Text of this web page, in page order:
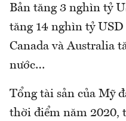
Bản tăng 3 nghìn tỷ
tăng 14 nghìn tỷ
Canada và Australia
nước…
Tổng tài sản của Mỹ
thời điểm năm 2020,